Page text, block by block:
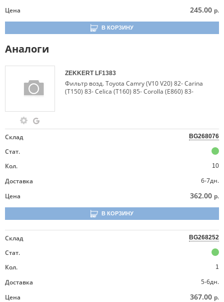
Цена
245.00 р.
В КОРЗИНУ
Аналоги
ZEKKERT LF1383
Фильтр возд. Toyota Camry (V10 V20) 82- Carina
(T150) 83- Celica (T160) 85- Corolla (E860) 83-
Склад BG268076
Стат.
Кол.
10
Доставка
6-7дн.
Цена
362.00 р.
В КОРЗИНУ
Склад BG268252
Стат.
Кол.
1
Доставка
5-6дн.
Цена
367.00 р.